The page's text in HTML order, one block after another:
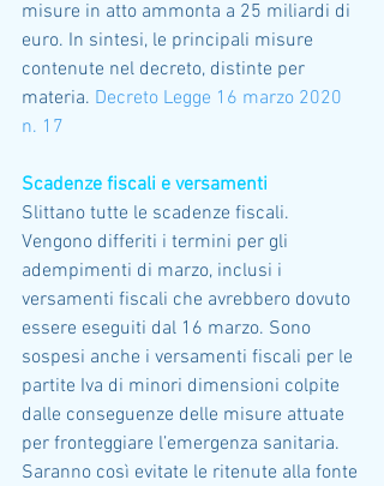
misure in atto ammonta a 25 miliardi di
euro. In sintesi, le principali misure
contenute nel decreto, distinte per
materia. Decreto Legge 16 marzo 2020
n. 17
Scadenze fiscali e versamenti
Slittano tutte le scadenze fiscali.
Vengono differiti i termini per gli
adempimenti di marzo, inclusi i
versamenti fiscali che avrebbero dovuto
essere eseguiti dal 16 marzo. Sono
sospesi anche i versamenti fiscali per le
partite Iva di minori dimensioni colpite
dalle conseguenze delle misure attuate
per fronteggiare l’emergenza sanitaria.
Saranno così evitate le ritenute alla fonte